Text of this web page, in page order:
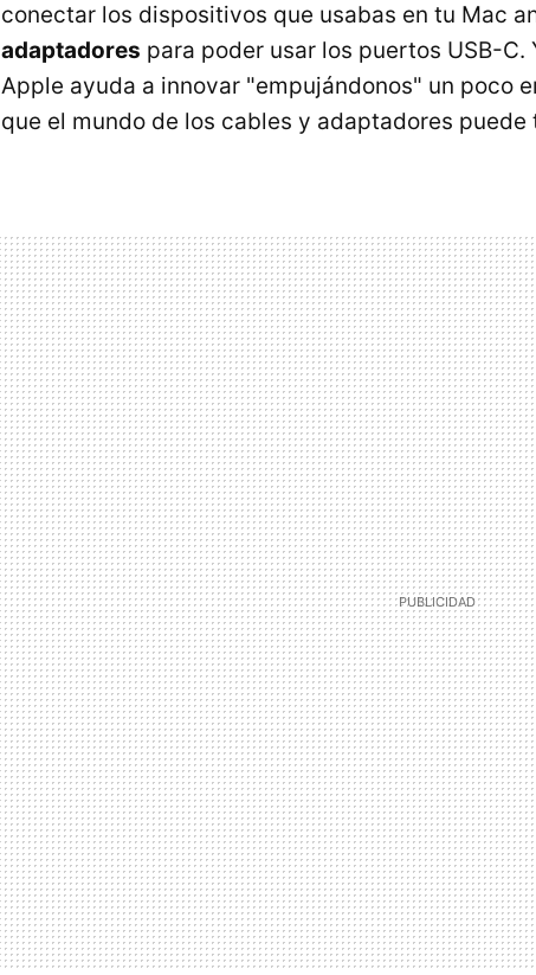
conectar los dispositivos que usabas en tu Mac
adaptadores para poder usar los puertos USB-
Apple ayuda a innovar "empujándonos" un poco
que el mundo de los cables y adaptadores